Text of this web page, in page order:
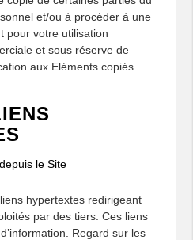
et/ou à procéder à une
pour votre utilisation
et sous réserve de
aux Eléments copiés.
le Site
hypertextes redirigeant
par des tiers. Ces liens
Regard sur les